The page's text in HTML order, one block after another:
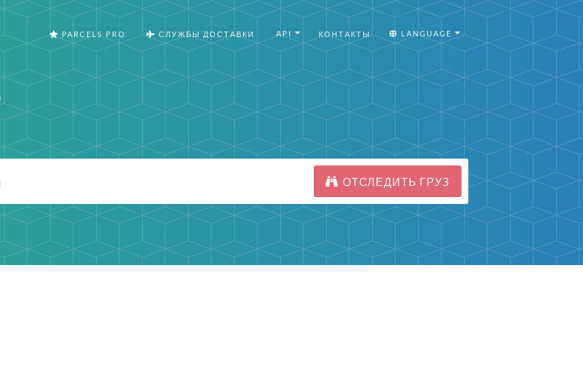
PARCELS PRO СЛУЖБЫ ДОСТАВКИ API КОНТАКТЫ LANGUAGE
ОТСЛЕДИТЬ ГРУЗ